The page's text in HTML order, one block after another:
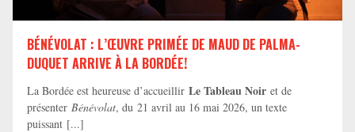
BÉNÉVOLAT : L’ŒUVRE PRIMÉE DE MAUD DE PALMA-
DUQUET ARRIVE À LA BORDÉE!
La Bordée est heureuse d’accueillir Le Tableau Noir et de
présenter Bénévolat, du 21 avril au 16 mai 2026, un texte
puissant [...]